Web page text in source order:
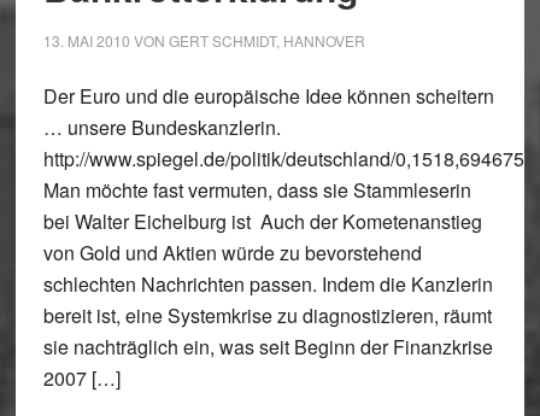
13. MAI 2010 VON GERT SCHMIDT, HANNOVER
Der Euro und die europäische Idee können scheitern
… unsere Bundeskanzlerin.
http://www.spiegel.de/politik/deutschland/
Man möchte fast vermuten, dass sie Stammleserin
bei Walter Eichelburg ist Auch der Kometenanstieg
von Gold und Aktien würde zu bevorstehend
schlechten Nachrichten passen. Indem die Kanzlerin
bereit ist, eine Systemkrise zu diagnostizieren, räumt
sie nachträglich ein, was seit Beginn der Finanzkrise
2007 […]